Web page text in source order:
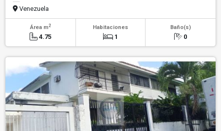
Venezuela
Área m2
4.75
Habitaciones
1
Baño(s)
0